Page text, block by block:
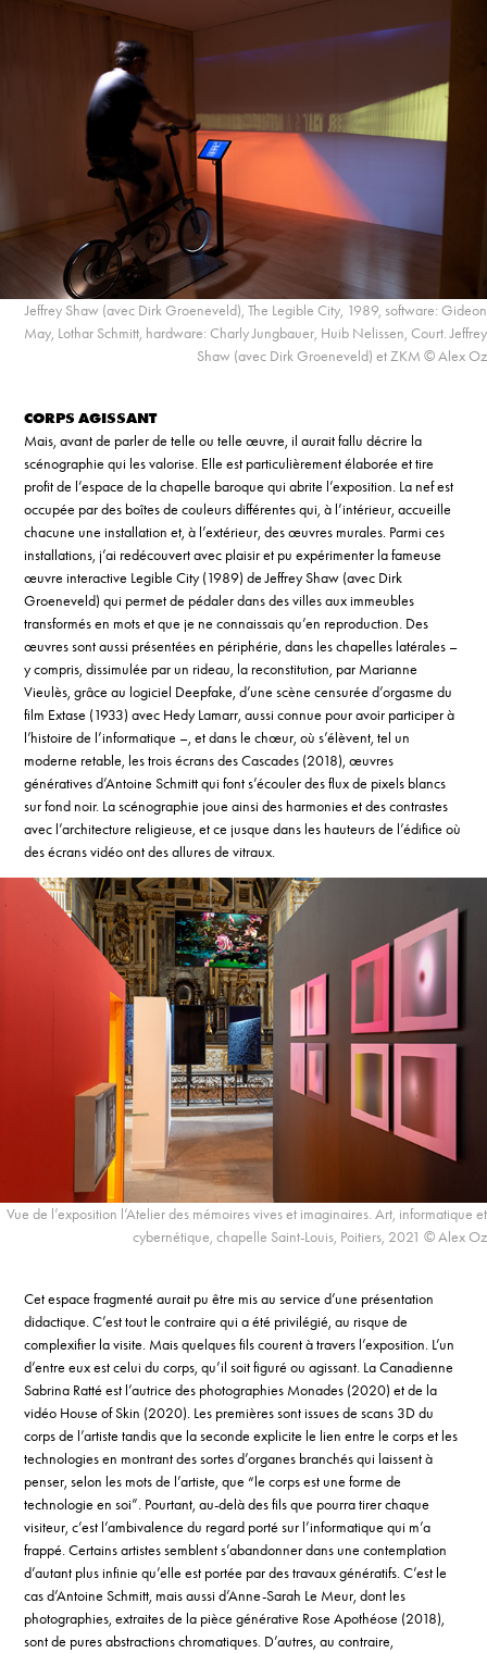
Jeffrey Shaw (avec Dirk Groeneveld), The Legible City, 1989, software: Gideon
May, Lothar Schmitt, hardware: Charly Jungbauer, Huib Nelissen, Court. Jeffrey
Shaw (avec Dirk Groeneveld) et ZKM © Alex Oz
CORPS AGISSANT
Mais, avant de parler de telle ou telle œuvre, il aurait fallu décrire la
scénographie qui les valorise. Elle est particulièrement élaborée et tire
profit de l’espace de la chapelle baroque qui abrite l’exposition. La nef est
occupée par des boîtes de couleurs différentes qui, à l’intérieur, accueille
chacune une installation et, à l’extérieur, des œuvres murales. Parmi ces
installations, j’ai redécouvert avec plaisir et pu expérimenter la fameuse
œuvre interactive Legible City (1989) de Jeffrey Shaw (avec Dirk
Groeneveld) qui permet de pédaler dans des villes aux immeubles
transformés en mots et que je ne connaissais qu’en reproduction. Des
œuvres sont aussi présentées en périphérie, dans les chapelles latérales –
y compris, dissimulée par un rideau, la reconstitution, par Marianne
Vieulès, grâce au logiciel Deepfake, d’une scène censurée d’orgasme du
film Extase (1933) avec Hedy Lamarr, aussi connue pour avoir participer à
l’histoire de l’informatique –, et dans le chœur, où s’élèvent, tel un
moderne retable, les trois écrans des Cascades (2018), œuvres
génératives d’Antoine Schmitt qui font s’écouler des flux de pixels blancs
sur fond noir. La scénographie joue ainsi des harmonies et des contrastes
avec l’architecture religieuse, et ce jusque dans les hauteurs de l’édifice où
des écrans vidéo ont des allures de vitraux.
Vue de l’exposition l’Atelier des mémoires vives et imaginaires. Art, informatique et
cybernétique, chapelle Saint-Louis, Poitiers, 2021 © Alex Oz
Cet espace fragmenté aurait pu être mis au service d’une présentation
didactique. C’est tout le contraire qui a été privilégié, au risque de
complexifier la visite. Mais quelques fils courent à travers l’exposition. L’un
d’entre eux est celui du corps, qu’il soit figuré ou agissant. La Canadienne
Sabrina Ratté est l’autrice des photographies Monades (2020) et de la
vidéo House of Skin (2020). Les premières sont issues de scans 3D du
corps de l’artiste tandis que la seconde explicite le lien entre le corps et les
technologies en montrant des sortes d’organes branchés qui laissent à
penser, selon les mots de l’artiste, que “le corps est une forme de
technologie en soi”. Pourtant, au-delà des fils que pourra tirer chaque
visiteur, c’est l’ambivalence du regard porté sur l’informatique qui m’a
frappé. Certains artistes semblent s’abandonner dans une contemplation
d’autant plus infinie qu’elle est portée par des travaux génératifs. C’est le
cas d’Antoine Schmitt, mais aussi d’Anne-Sarah Le Meur, dont les
photographies, extraites de la pièce générative Rose Apothéose (2018),
sont de pures abstractions chromatiques. D’autres, au contraire,